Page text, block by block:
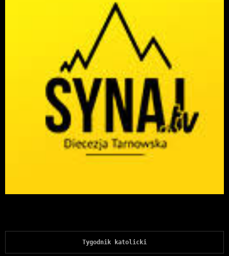
Tygodnik katolicki